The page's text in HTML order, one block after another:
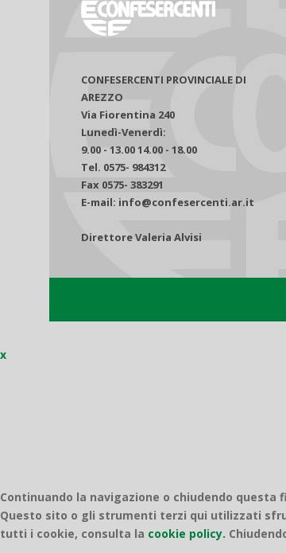
CONFESERCENTI PROVINCIALE DI
AREZZO
Via Fiorentina 240
Lunedì-Venerdì:
9.00 - 13.00 14.00 - 18.00
Tel. 0575- 984312
Fax 0575- 383291
E-mail: info@confesercenti.ar.it
Direttore Valeria Alvisi
x
Continuando la navigazione o chiudendo
Questo sito o gli strumenti terzi qui utilizzati
tutti i cookie, consulta la cookie policy.